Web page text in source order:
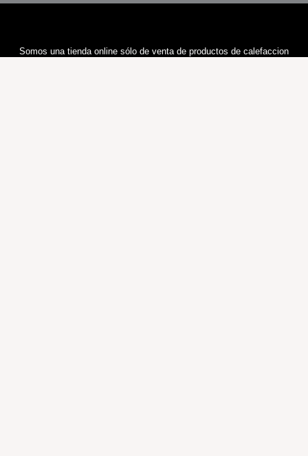
Somos una tienda online sólo de venta de productos de calefaccion